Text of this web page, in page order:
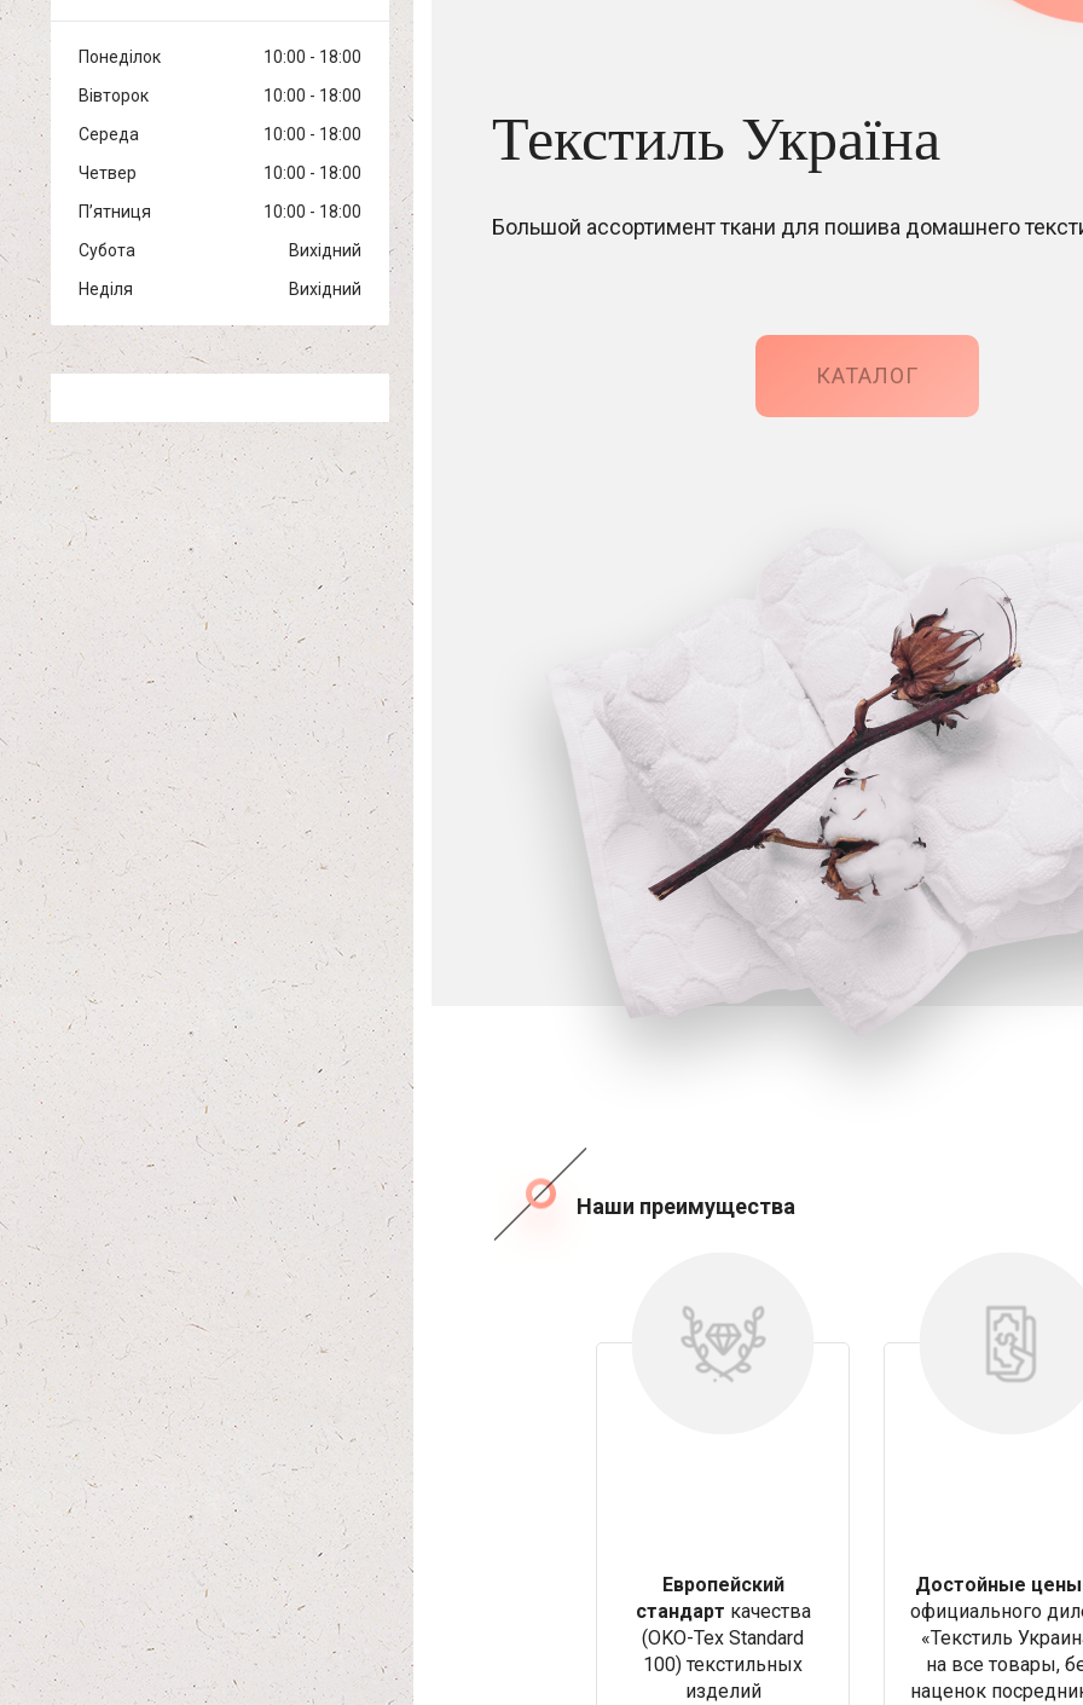
Текстиль Україна
Большой ассортимент ткани для пошива домашнего
КАТАЛОГ
Наши преимущества
Европейский
стандарт качества
(OKO-Tex Standard
100) текстильных
изделий
Достойные цены
официального
«Текстиль
на все товары,
наценок
Понеділок 10:00
18:00
Вівторок
10:00
18:00
Середа
10:00
18:00
Четвер
10:00
18:00
Пʼятниця
10:00
18:00
Субота
Вихідний
Неділя
Вихідний